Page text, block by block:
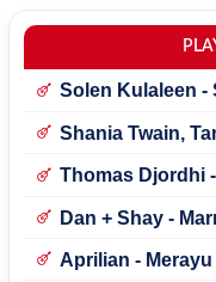
Solen Kulaleen -
Shania Twain,
Thomas Djordhi
Dan + Shay -
Aprilian -